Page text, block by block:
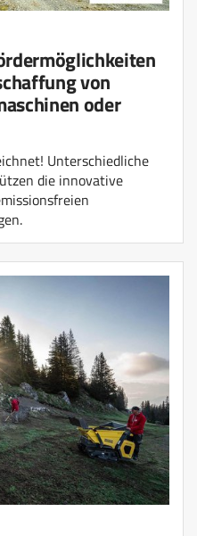
von
oder
Unterschiedliche
die innovative